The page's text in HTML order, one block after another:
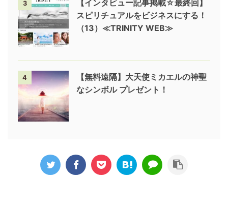
3
【インタビュー記事掲載☆最終回】
スピリチュアルをビジネスにする！
（13）≪TRINITY WEB≫
4
【無料遠隔】大天使ミカエルの神聖
なシンボル プレゼント！